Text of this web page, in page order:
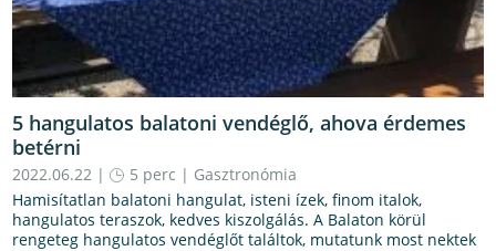
5 hangulatos balatoni vendéglő, ahova érdemes
betérni
2022.06.22 | 5 perc | Gasztronómia
Hamisítatlan balatoni hangulat, isteni ízek, finom italok,
hangulatos teraszok, kedves kiszolgálás. A Balaton körül
rengeteg hangulatos vendéglőt találtok, mutatunk most nektek